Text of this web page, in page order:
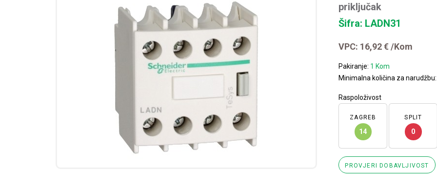
priključak
Šifra: LADN31
VPC: 16,92€ /Kom
Pakiranje: 1 Kom
Minimalna količina za narudžbu:
Raspoloživost
ZAGREB
14
SPLIT
0
PROVJERI DOBAVLJIVOST